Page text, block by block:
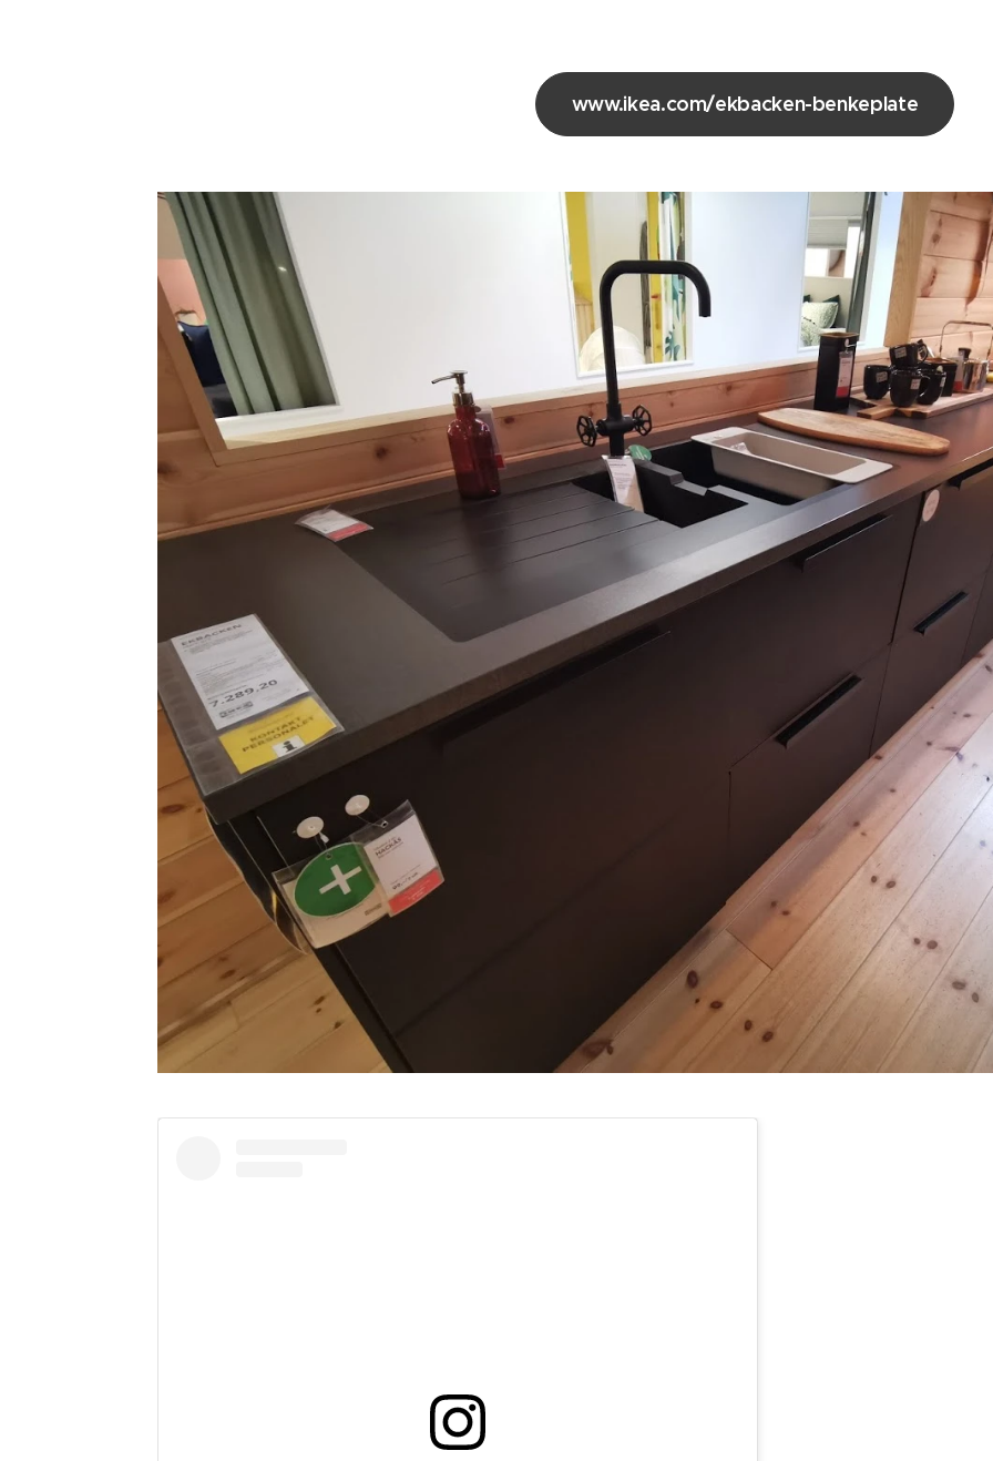
www.ikea.com/ekbacken-benkeplate